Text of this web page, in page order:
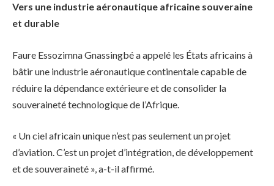
Vers une industrie aéronautique africaine souveraine
et durable
Faure Essozimna Gnassingbé a appelé les États africains à
bâtir une industrie aéronautique continentale capable de
réduire la dépendance extérieure et de consolider la
souveraineté technologique de l’Afrique.
« Un ciel africain unique n’est pas seulement un projet
d’aviation. C’est un projet d’intégration, de développement
et de souveraineté », a-t-il affirmé.